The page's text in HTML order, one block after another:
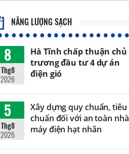
NĂNG LƯỢNG SẠCH
8
Thg8
2026
Hà Tĩnh chấp thuận chủ
trương đầu tư 4 dự án
điện gió
5
Thg8
2026
Xây dựng quy chuẩn, tiêu
chuẩn đối với an toàn nhà
máy điện hạt nhân